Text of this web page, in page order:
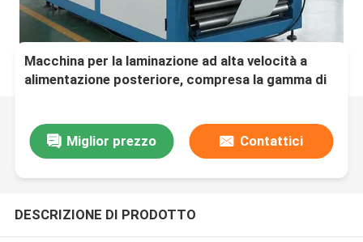
Macchina per la laminazione ad alta velocità a
alimentazione posteriore, compresa la gamma di
Miglior prezzo
Contattici
DESCRIZIONE DI PRODOTTO